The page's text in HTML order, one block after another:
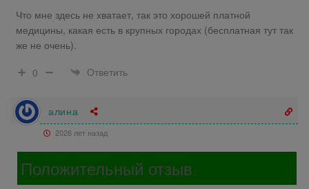
Что мне здесь не хватает, так это хорошей платной
медицины, какая есть в крупных городах (бесплатная тут так
же не очень).
0
Ответить
алина
2026 лет назад
Положительный отзыв